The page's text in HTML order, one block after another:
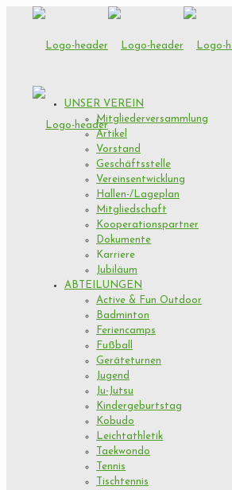
UNSER VEREIN
Mitgliederversammlung
Artikel
Vorstand
Geschäftsstelle
Vereinsentwicklung
Hallen-/Lageplan
Mitgliedschaft
Kooperationspartner
Dokumente
Karriere
Jubiläum
ABTEILUNGEN
Active & Fun Outdoor
Badminton
Feriencamps
Fußball
Geräteturnen
Jugend
Ju-Jutsu
Kindergeburtstag
Kobudo
Leichtathletik
Taekwondo
Tennis
Tischtennis